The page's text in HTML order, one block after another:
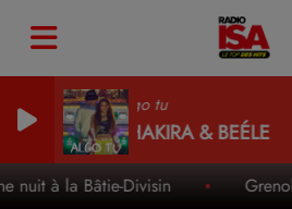
Algo tu
SHAKIRA & BEÉLE
nuit à la Bâtie-Divisin